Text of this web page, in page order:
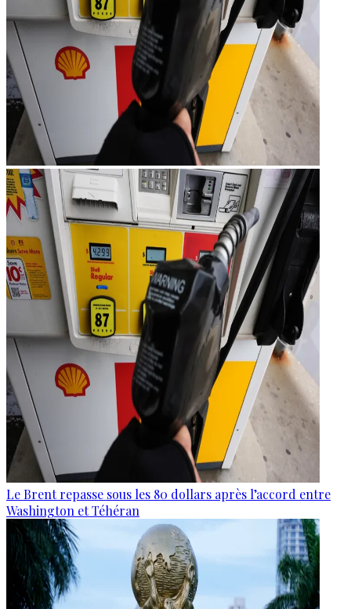
Le Brent repasse sous les 80 dollars après l’accord entre
Washington et Téhéran